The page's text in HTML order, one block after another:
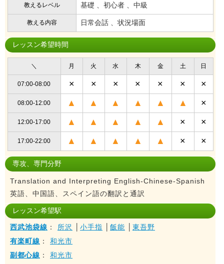
教えるレベル 基礎 、初心者 、中級
教える内容 日常会話 、状況場面
レッスン希望時間
＼ 月 火 水 木 金 土 日
07:00-08:00 × × × × × × ×
08:00-12:00 ▲ ▲ ▲ ▲ ▲ ▲ ×
12:00-17:00 ▲ ▲ ▲ ▲ ▲ × ×
17:00-22:00 ▲ ▲ ▲ ▲ ▲ × ×
専攻、専門分野
Translation and Interpreting English-Chinese-Spanish
英語、中国語、スペイン語の翻訳と通訳
レッスン希望駅
西武池袋線 ： 所沢 小手指 飯能
東吾野
有楽町線 ： 和光市
副都心線 ： 和光市